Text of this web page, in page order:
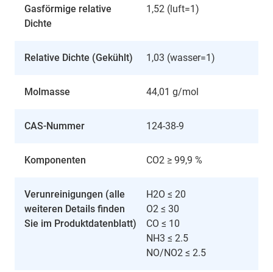
Gasförmige relative
Dichte
1,52 (luft=1)
Relative Dichte (Gekühlt) 1,03 (wasser=1)
Molmasse 44,01 g/mol
CAS-Nummer 124-38-9
Komponenten CO2 ≥ 99,9 %
Verunreinigungen (alle
weiteren Details finden
Sie im Produktdatenblatt)
H2O ≤ 20
O2 ≤ 30
CO ≤ 10
NH3 ≤ 2.5
NO/NO2 ≤ 2.5